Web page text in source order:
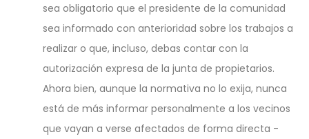
sea obligatorio que el presidente de la comunidad
sea informado con anterioridad sobre los trabajos a
realizar o que, incluso, debas contar con la
autorización expresa de la junta de propietarios.
Ahora bien, aunque la normativa no lo exija, nunca
está de más informar personalmente a los vecinos
que vayan a verse afectados de forma directa -